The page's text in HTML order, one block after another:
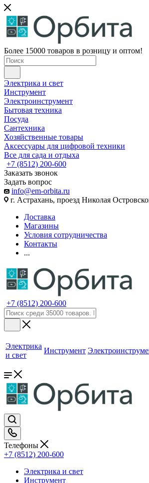
Более 15000 товаров в розницу и оптом!
Электрика и свет
Инструмент
Электроинструмент
Бытовая техника
Посуда
Сантехника
Хозяйственные товары
Аксессуары для цифровой техники
Все для сада и отдыха
+7 (8512) 200-600
Заказать звонок
Задать вопрос
info@em-orbita.ru
г. Астрахань, проезд Николая
Доставка
Магазины
Условия сотрудничества
Контакты
...
+7 (8512) 200-600
Электрика
и свет
Инструмент
Телефоны
+7 (8512) 200-600
Электрика и свет
Инструмент